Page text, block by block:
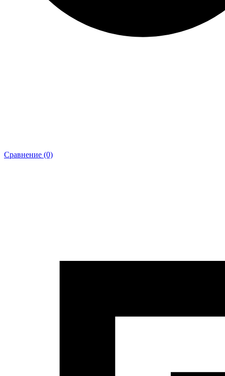
Сравнение (0)